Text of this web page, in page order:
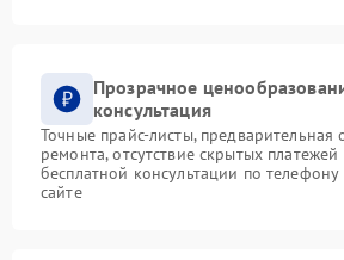
Прозрачное
консультация
Точные прайс-листы, предварительная
ремонта, отсутствие скрытых
бесплатной консультации по
сайте